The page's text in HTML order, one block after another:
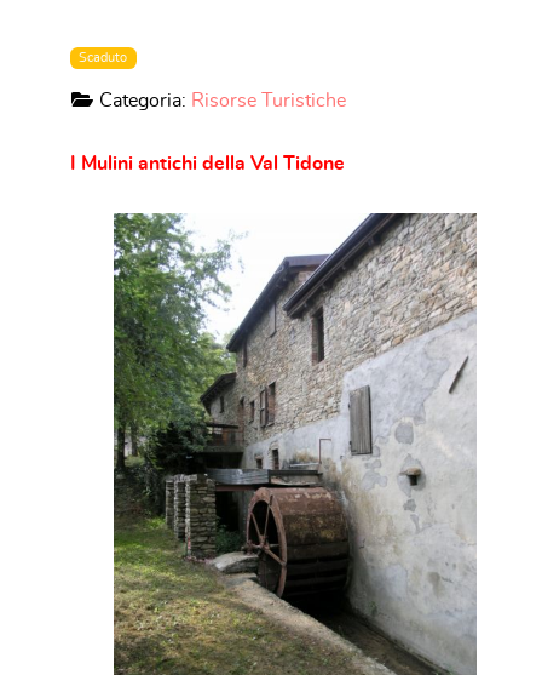
Scaduto
Categoria: Risorse Turistiche
I Mulini antichi della Val Tidone